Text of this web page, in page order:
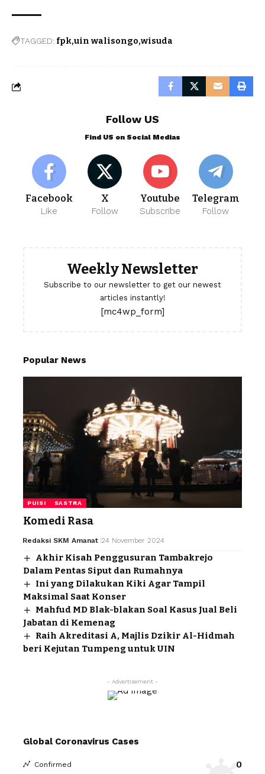
TAGGED: fpk uin walisongo wisuda
Follow US
Find US on Social Medias
Facebook
Like
X
Follow
Youtube
Subscribe
Telegram
Follow
Weekly Newsletter
Subscribe to our newsletter to get our newest
articles instantly!
[mc4wp_form]
Popular News
PUISI SASTRA
Komedi Rasa
Redaksi SKM Amanat 24 November 2024
Akhir Kisah Penggusuran Tambakrejo
Dalam Pentas Siput dan Rumahnya
Ini yang Dilakukan Kiki Agar Tampil
Maksimal Saat Konser
Mahfud MD Blak-blakan Soal Kasus Jual Beli
Jabatan di Kemenag
Raih Akreditasi A, Majlis Dzikir Al-Hidmah
beri Kejutan Tumpeng untuk UIN
- Advertisement -
Global Coronavirus Cases
Confirmed 0